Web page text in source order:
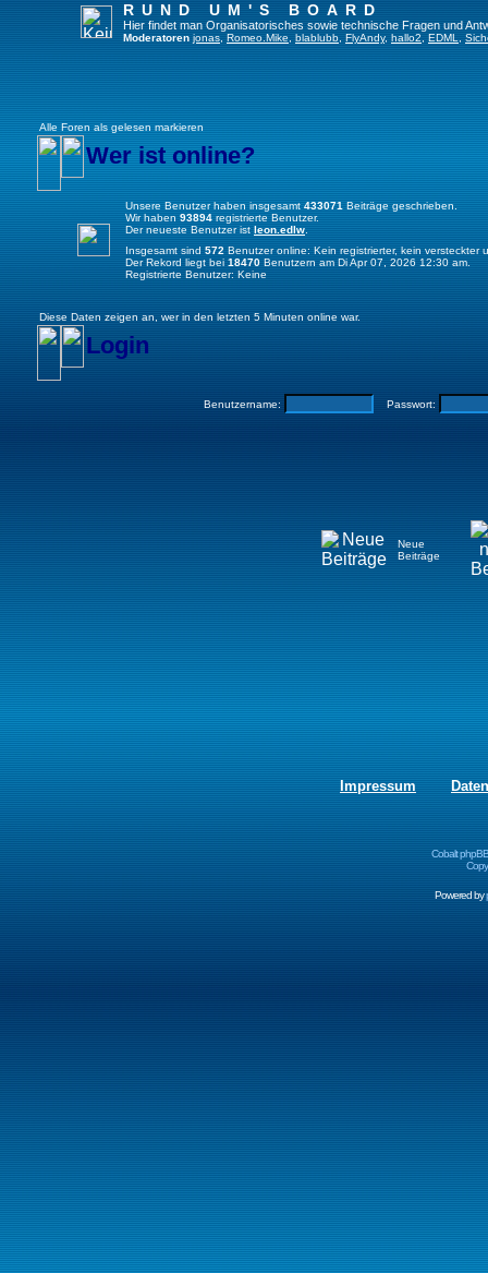
RUND UM'S BOARD
Hier findet man Organisatorisches sowie technische Fragen und
Moderatoren jonas Romeo.Mike blablubb FlyAndy, hallo2 EDML
Alle Foren als gelesen markieren
Wer ist online?
Unsere Benutzer haben insgesamt 433071 Beiträge geschrieben.
Wir haben 93894 registrierte Benutzer.
Der neueste Benutzer ist leon.edlw
Insgesamt sind 572 Benutzer online: Kein registrierter, kein
Der Rekord liegt bei 18470 Benutzern am Di Apr 07, 2026 12:30 am.
Registrierte Benutzer: Keine
Diese Daten zeigen an, wer in den letzten 5 Minuten online war.
Login
Benutzername: Passwort:
Neue
Beiträge
Impressum
Cobalt
Powered by